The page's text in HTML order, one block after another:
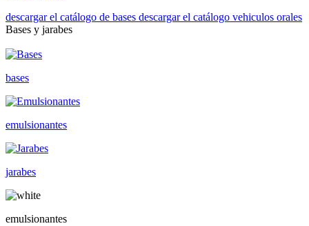
descargar el catálogo de bases descargar el catálogo vehiculos orales
Bases y jarabes
bases
emulsionantes
jarabes
emulsionantes